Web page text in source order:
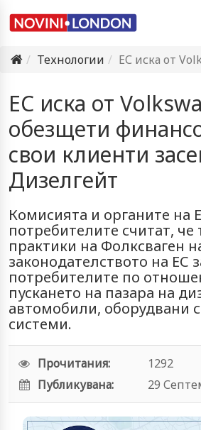
Технологии
ЕС иска от Volkswagen да
ЕС иска от
обезщети
свои клиенти
Дизелгейт
Комисията и органите на
потребителите считат, че
практики на Фолксваген
законодателството на ЕС
потребителите по
пускането на пазара на
автомобили, оборудвани
системи.
Прочитания:
1292
Публикувана:
29